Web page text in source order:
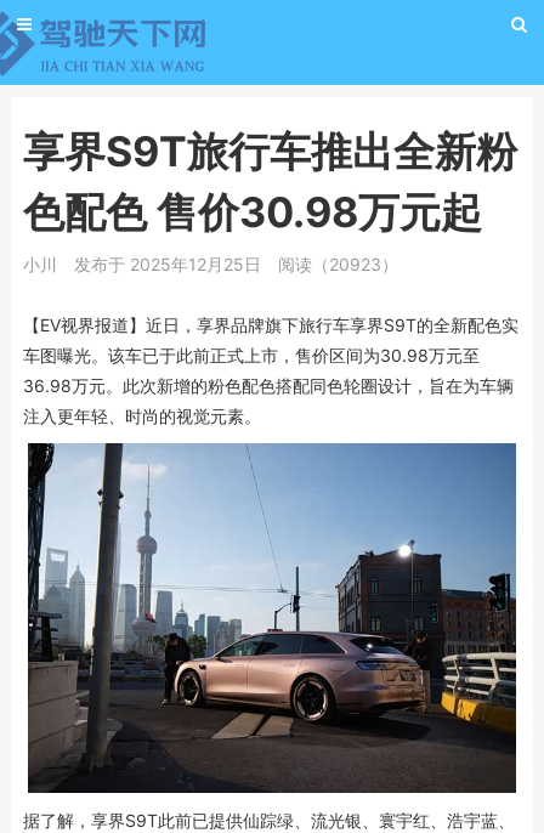
享界S9T旅行车推出全新粉
色配色 售价30.98万元起
小川 发布于 2025年12月25日 阅读（20923）
【EV视界报道】近日，享界品牌旗下旅行车享界S9T的全新配色实
车图曝光。该车已于此前正式上市，售价区间为30.98万元至
36.98万元。此次新增的粉色配色搭配同色轮圈设计，旨在为车辆
注入更年轻、时尚的视觉元素。
据了解，享界S9T此前已提供仙踪绿、流光银、寰宇红、浩宇蓝、